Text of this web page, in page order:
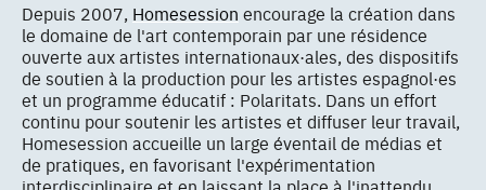
Depuis 2007, Homesession encourage la création dans
le domaine de l'art contemporain par une résidence
ouverte aux artistes internationaux·ales, des dispositifs
de soutien à la production pour les artistes espagnol·es
et un programme éducatif : Polaritats. Dans un effort
continu pour soutenir les artistes et diffuser leur travail,
Homesession accueille un large éventail de médias et
de pratiques, en favorisant l'expérimentation